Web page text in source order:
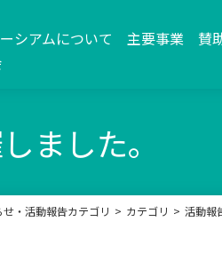
シアムについて 主要事業
賛
ました。
せ・活動報告カテゴリ カテゴリ 活動報